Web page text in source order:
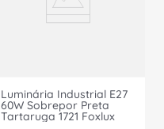
Luminária Industrial E27
60W Sobrepor Preta
Tartaruga 1721 Foxlux